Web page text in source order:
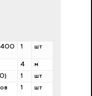
400
1 шт
4
м
1
шт
1 шт